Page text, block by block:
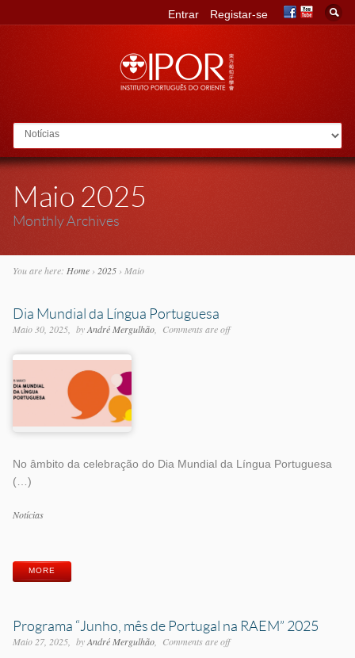
Go to:
Entrar Registar-se
Maio 2025
Monthly Archives
You are here: Home› 2025› Maio
Dia Mundial da Língua Portuguesa
Maio 30, 2025 byAndré Mergulhão Comments are off
No âmbito da celebração do Dia Mundial da Língua Portuguesa
(…)
Categorias
Notícias
MORE
Programa “Junho, mês de Portugal na RAEM” 2025
Maio 27, 2025 byAndré Mergulhão Comments are off